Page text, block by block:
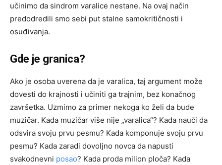
učinimo da sindrom varalice nestane. Na ovaj način
predodredili smo sebi put stalne samokritičnosti i
osuđivanja.
Gde je granica?
Ako je osoba uverena da je varalica, taj argument može
dovesti do krajnosti i učiniti ga trajnim, bez konačnog
završetka. Uzmimo za primer nekoga ko želi da bude
muzičar. Kada muzičar više nije „varalica“? Kada nauči da
odsvira svoju prvu pesmu? Kada komponuje svoju prvu
pesmu? Kada zaradi dovoljno novca da napusti
svakodnevni posao? Kada proda milion ploča? Kada